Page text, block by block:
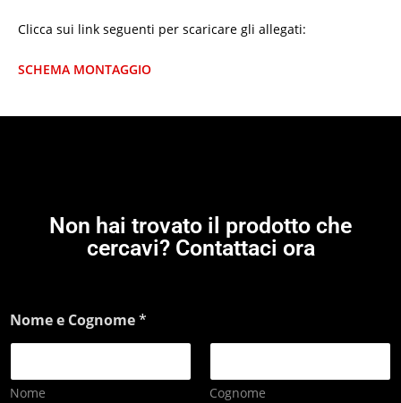
Clicca sui link seguenti per scaricare gli allegati:
SCHEMA MONTAGGIO
Non hai trovato il prodotto che
cercavi? Contattaci ora
Nome e Cognome*
Nome Cognome